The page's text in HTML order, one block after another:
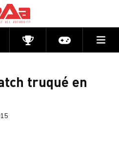
CompétitionsActu jeux
truqué en
AUX